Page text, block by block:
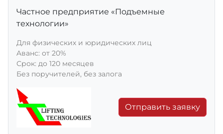
Частное предприятие «Подъемные
технологии»
Для физических и юридических лиц
Aванс: от 20%
Срок: до 120 месяцев
Без поручителей, без залога
Отправить заявку